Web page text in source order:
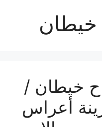
خيطان
خيطان /
/ زينة أعراس